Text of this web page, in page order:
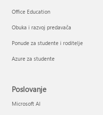
Office Education
Obuka i razvoj predavača
Ponude za studente i roditelje
Azure za studente
Poslovanje
Microsoft AI